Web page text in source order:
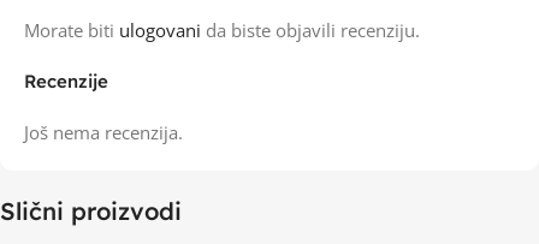
Recenzije
Još nema recenzija.
Morate biti ulogovani da biste objavili recenziju.
Slični proizvodi